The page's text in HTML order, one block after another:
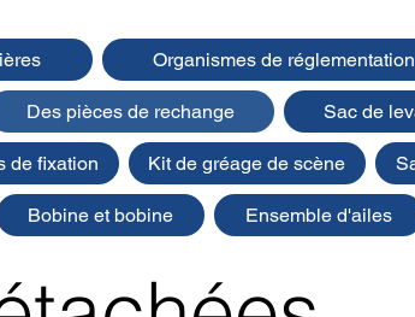
Organismes de réglementation
Des pièces de rechange Sac de
de fixation Kit de gréage de scène
Bobine et bobine Ensemble d'ailes